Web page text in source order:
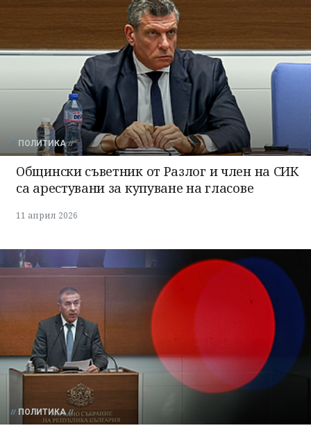
ПОЛИТИКА
Общински съветник от Разлог и член на СИК
са арестувани за купуване на гласове
11 април 2026
ПОЛИТИКА